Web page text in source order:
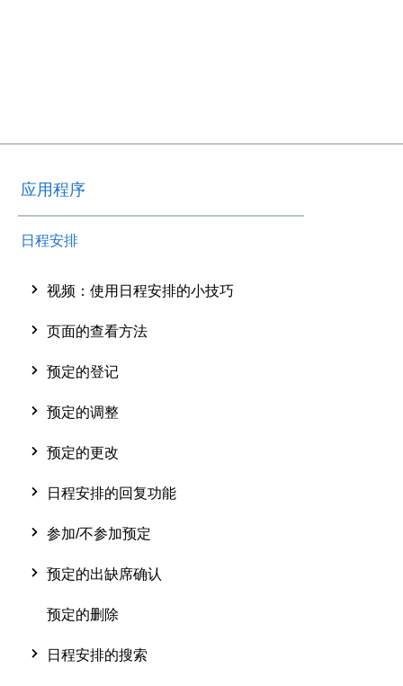
应用程序
日程安排
视频：使用日程安排的小技巧
页面的查看方法
预定的登记
预定的调整
预定的更改
日程安排的回复功能
参加/不参加预定
预定的出缺席确认
预定的删除
日程安排的搜索